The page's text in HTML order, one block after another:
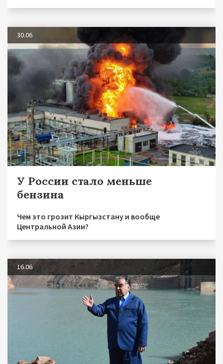
30.06
У России стало меньше
бензина
Чем это грозит Кыргызстану и вообще
Центральной Азии?
16.06